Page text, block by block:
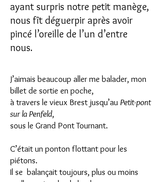
ayant surpris notre petit manège,
nous fît déguerpir après avoir
pincé l’oreille de l’un d’entre
nous.
J’aimais beaucoup aller me balader, mon
billet de sortie en poche,
à travers le vieux Brest jusqu’au Petit-pont
sur la Penfeld,
sous le Grand Pont Tournant.
C’était un ponton flottant pour les
piétons.
Il se balançait toujours, plus ou moins